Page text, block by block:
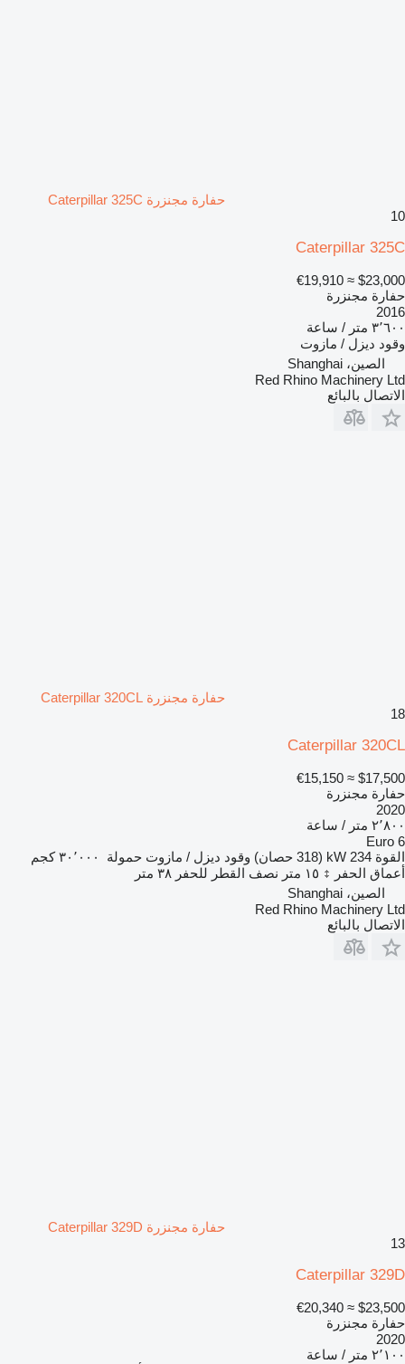
حفارة مجنزرة Caterpillar 325C
10
Caterpillar 325C
$23,000
≈ €19,910
حفارة مجنزرة
2016
٣٬٦٠٠ متر / ساعة
وقود ديزل / مازوت
الصين، Shanghai
Red Rhino Machinery Ltd
الاتصال بالبائع
حفارة مجنزرة Caterpillar 320CL
18
Caterpillar 320CL
$17,500
≈ €15,150
حفارة مجنزرة
2020
٢٬٨٠٠ متر / ساعة
Euro 6
القوة 234 kW (318 حصان) وقود ديزل / مازوت حمولة
٣٠٬٠٠٠ كجم
أعماق الحفر
١٥ متر نصف القطر للحفر ٣٨ متر
الصين، Shanghai
Red Rhino Machinery Ltd
الاتصال بالبائع
حفارة مجنزرة Caterpillar 329D
13
Caterpillar 329D
$23,500
≈ €20,340
حفارة مجنزرة
2020
٢٬١٠٠ متر / ساعة